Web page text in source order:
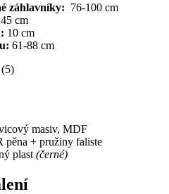
záhlavníky: 76-100 cm
45 cm
10 cm
61-88 cm
masiv, MDF
pěna + pružiny faliste
plast (černé)